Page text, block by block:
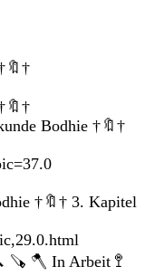
Bodhie †🔖†
†🔖† 3. Kapitel
🪓 In Arbeit 🚏